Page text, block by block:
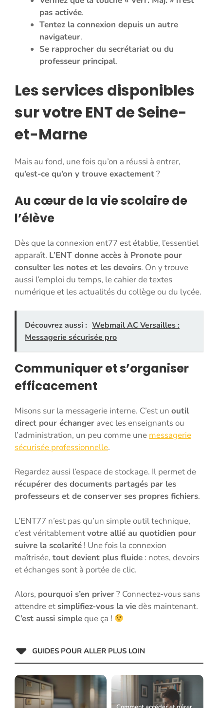
pas activée.
Tentez la connexion depuis un autre
navigateur.
Se rapprocher du secrétariat ou du
professeur principal.
Les services disponibles
sur votre ENT de Seine-
et-Marne
Mais au fond, une fois qu’on a réussi à entrer,
qu’est-ce qu’on y trouve exactement?
Au cœur de la vie scolaire de
l’élève
Dès que la connexion ent77 est établie, l’essentiel
apparaît. L’ENT donne accès à Pronote pour
consulter les notes et les devoirs. On y trouve
aussi l’emploi du temps, le cahier de textes
numérique et les actualités du collège ou du lycée.
Découvrez aussi : Webmail AC Versailles :
Messagerie sécurisée pro
Communiquer et s’organiser
efficacement
Misons sur la messagerie interne. C’est un outil
direct pour échanger avec les enseignants ou
l’administration, un peu comme une messagerie
sécurisée professionnelle.
Regardez aussi l’espace de stockage. Il permet de
récupérer des documents partagés par les
professeurs et de conserver ses propres fichiers.
L’ENT77 n’est pas qu’un simple outil technique,
c’est véritablementvotre allié au quotidien pour
suivre la scolarité ! Une fois la connexion
maîtrisée, tout devient plus fluide : notes, devoirs
et échanges sont à portée de clic.
Alors, pourquoi s’en priver? Connectez-vous sans
attendre etsimplifiez-vous la viedès maintenant.
C’est aussi simpleque ça !
GUIDES POUR ALLER PLUS LOIN